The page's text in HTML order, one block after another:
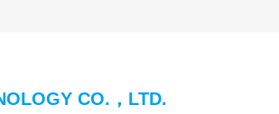
CO.，LTD.